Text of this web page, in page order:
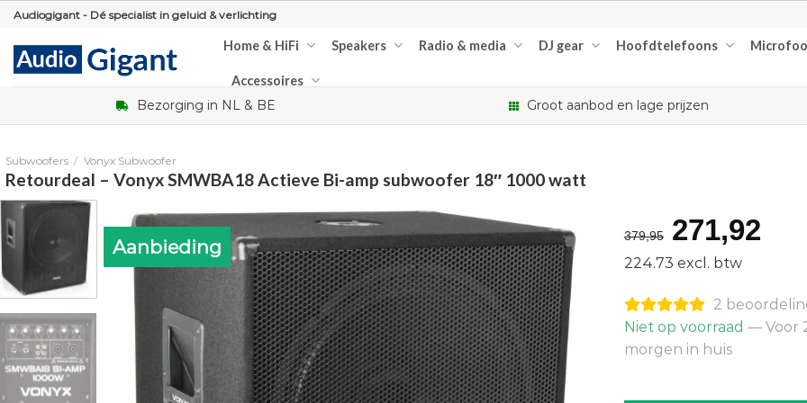
Skip
content
Audiogigant - Dé specialist in geluid & verlichting
Home & HiFi Speakers Radio & media DJ gear Hoofdtelefoons
Accessoires
Bezorging in NL & BE Groot aanbod en lage prijzen
Subwoofers / Vonyx Subwoofer
Retourdeal – Vonyx SMWBA18 Actieve Bi-amp subwoofer 18″ 1000 watt
Aanbieding 379,95
prijs
was:
€379,95.
271,92
is:
224.73 excl. btw
2
Niet op voorraad — Voor
morgen in huis